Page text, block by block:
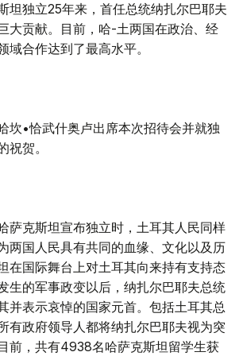
坦独立25年来，首任总统纳扎尔巴耶夫
大贡献。目前，哈-土两国在政治、经
域合作达到了最高水平。
坎•恰武什奥卢出席本次招待会并就独
祝贺。
萨克斯坦宣布独立时，土耳其人民同样
两国人民具有共同的血缘、文化以及历
在国际舞台上对土耳其向来持有支持态
生的军事政变以后，纳扎尔巴耶夫总统
并表示哀悼的国家元首。包括土耳其总
有政府领导人都将纳扎尔巴耶夫视为突
前，共有4938名哈萨克斯坦留学生获